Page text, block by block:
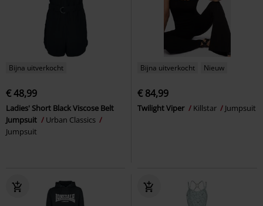
Bijna uitverkocht
€ 48,99
Ladies' Short Black Viscose Belt
Jumpsuit
Urban Classics
Jumpsuit
Bijna uitverkocht Nieuw
€ 84,99
Twilight Viper Killstar Jumpsuit